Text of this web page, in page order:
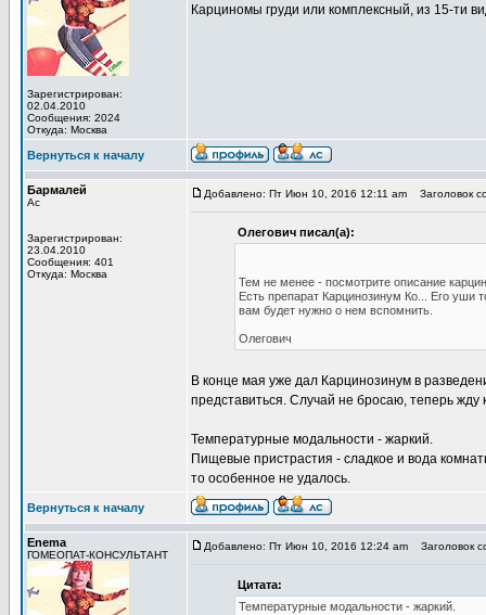
Зарегистрирован:
02.04.2010
Сообщения: 2024
Откуда: Москва
Карциномы груди или комплексный, из 15-ти
Вернуться к началу
Бармалей
Ас
Зарегистрирован:
23.04.2010
Сообщения: 401
Откуда: Москва
Добавлено: Пт Июн 10, 2016 12:11 am Заголовок
Олегович писал(а):
Тем не менее - посмотрите описание
Есть препарат Карцинозинум Ко... Его уши
вам будет нужно о нем вспомнить.
Олегович
В конце мая уже дал Карцинозинум в
представиться. Случай не бросаю, теперь жду
Температурные модальности - жаркий.
Пищевые пристрастия - сладкое и вода
то особенное не удалось.
Вернуться к началу
Enema
ГОМЕОПАТ-КОНСУЛЬТАНТ
Добавлено: Пт Июн 10, 2016 12:24 am Заголовок
Цитата:
Температурные модальности - жаркий.